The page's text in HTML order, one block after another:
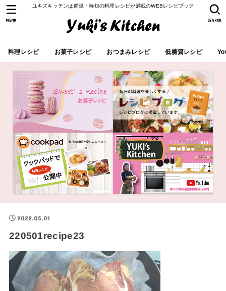
ユキズキッチンは簡単・時短の料理レシピが満載のWEBレシピブック
料理レシピ お菓子レシピ おつまみレシピ 低糖質レシピ
SEARCH
MENU
2022.05.01
220501recipe23